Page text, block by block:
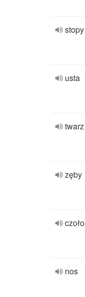
stopy
usta
twarz
zęby
czoło
nos